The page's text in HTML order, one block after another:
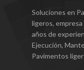
Soluciones en
ligeros,
años de
Ejecución,
Pavimentos